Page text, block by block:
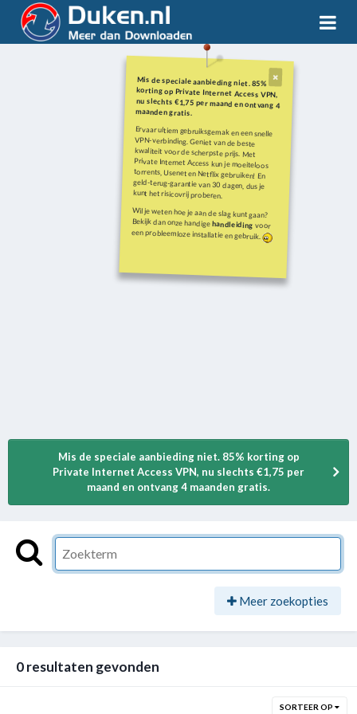
Mis de speciale aanbieding niet. 85%
korting op Private Internet Access VPN,
nu slechts €1,75 per maand en ontvang 4
maanden gratis.
Ervaar ultiem gebruiksgemak en een snelle
VPN-verbinding. Geniet van de beste
kwaliteit voor de scherpste prijs. Met
Private Internet Access kun je moeiteloos
torrents, Usenet en Netflix gebruiken! En
geld-terug-garantie van 30 dagen, dus je
kunt het risicovrij proberen.
Wil je weten hoe je aan de slag kunt gaan?
Bekijk dan onze handigehandleiding voor
een probleemloze installatie en gebruik.
Mis de speciale aanbieding niet. 85% korting op
Private Internet Access VPN, nu slechts €1,75 per
maand en ontvang 4 maanden gratis.
Meer zoekopties
0 resultaten gevonden
SORTEER OP